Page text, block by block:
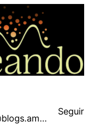
@ribadeando@blogs.amarinha.gal
Seguir